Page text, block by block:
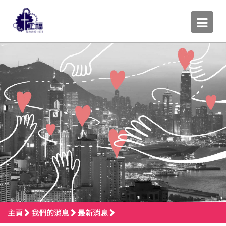
主頁 我們的消息 最新消息